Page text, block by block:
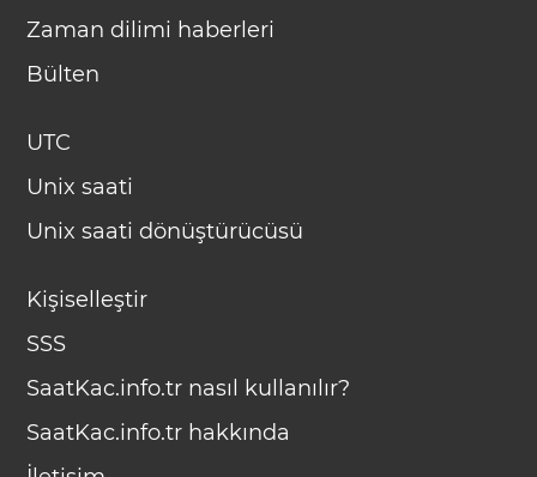
Zaman dilimi haberleri
Bülten
UTC
Unix saati
Unix saati dönüştürücüsü
Kişiselleştir
SSS
SaatKac.info.tr nasıl kullanılır?
SaatKac.info.tr hakkında